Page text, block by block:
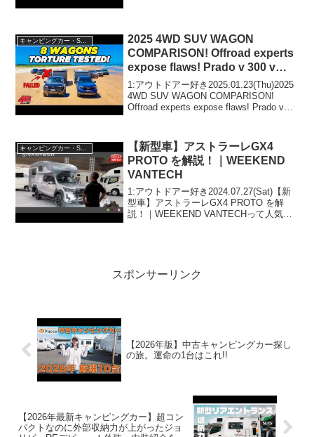
キャンピングカー・SUV人気車種
2025 4WD SUV WAGON
COMPARISON! Offroad experts
expose flaws! Prado v 300 v
Patrol v Everest
1:アウトドアー好き2025.01.23(Thu)2025
4WD SUV WAGON COMPARISON!
Offroad experts expose flaws! Prado v
【新型車】アストラーレGX4
PROTO を解説！｜WEEKEND
VANTECH
1:アウトドアー好き2024.07.27(Sat)【新
型車】アストラーレGX4 PROTO を解
説！｜WEEKEND VANTECHって人気で
スポンサーリンク
【2026年版】中古キャンピングカー探し
の旅。運命の1台はこれ!!
【2026年最新キャンピングカー】超コン
パクトなのに外部収納力が上がったジョ